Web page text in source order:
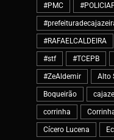
#PMC
#RAFAELCALDEIRA
#stf #TCEPB
#ZeAldemir Alto
Boqueirão
corrinha
Cícero Lucena